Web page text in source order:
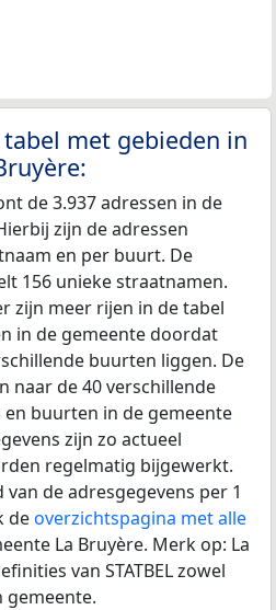
met gebieden in
de 3.937 adressen in de
zijn de adressen
en per buurt. De
156 unieke straatnamen.
zijn meer rijen in de tabel
in de gemeente doordat
buurten liggen. De
naar de 40 verschillende
buurten in de gemeente
zijn zo actueel
regelmatig bijgewerkt.
de adresgegevens per 1
deoverzichtspagina met alle
La Bruyère. Merk op: La
van STATBEL zowel
gemeente.